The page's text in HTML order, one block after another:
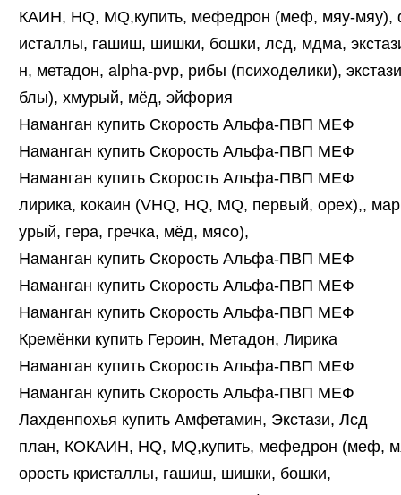
КАИН, HQ, MQ,купить, мефедрон (меф, мяу-мяу),
исталлы, гашиш, шишки, бошки, лсд, мдма,
н, метадон, alpha-pvp, рибы (психоделики),
блы), хмурый, мёд, эйфория
Наманган купить Скорость Альфа-ПВП МЕФ
Наманган купить Скорость Альфа-ПВП МЕФ
Наманган купить Скорость Альфа-ПВП МЕФ
лирика, кокаин (VHQ, HQ, MQ, первый, орех),,
урый, гера, гречка, мёд, мясо),
Наманган купить Скорость Альфа-ПВП МЕФ
Наманган купить Скорость Альфа-ПВП МЕФ
Наманган купить Скорость Альфа-ПВП МЕФ
Кремёнки купить Героин, Метадон, Лирика
Наманган купить Скорость Альфа-ПВП МЕФ
Наманган купить Скорость Альфа-ПВП МЕФ
Лахденпохья купить Амфетамин, Экстази, Лсд
план, КОКАИН, HQ, MQ,купить, мефедрон (меф,
орость кристаллы, гашиш, шишки, бошки,